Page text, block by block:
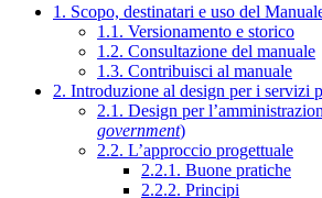
1. Scopo, destinatari e uso del
1.1. Versionamento e storico
1.2. Consultazione del manuale
1.3. Contribuisci al manuale
2. Introduzione al design per i servizi
2.1. Design per
government)
2.2. L’approccio progettuale
2.2.1. Buone pratiche
2.2.2. Principi